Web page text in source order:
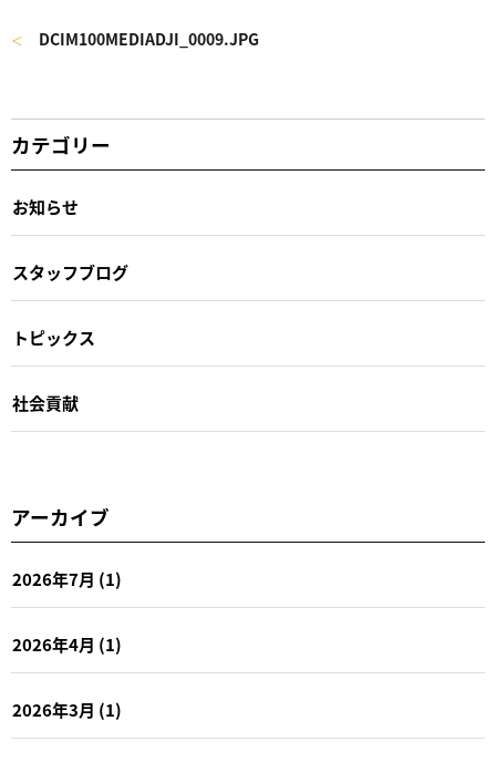
＜ DCIM100MEDIADJI_0009.JPG
カテゴリー
お知らせ
スタッフブログ
トピックス
社会貢献
アーカイブ
2026年7月 (1)
2026年4月 (1)
2026年3月 (1)